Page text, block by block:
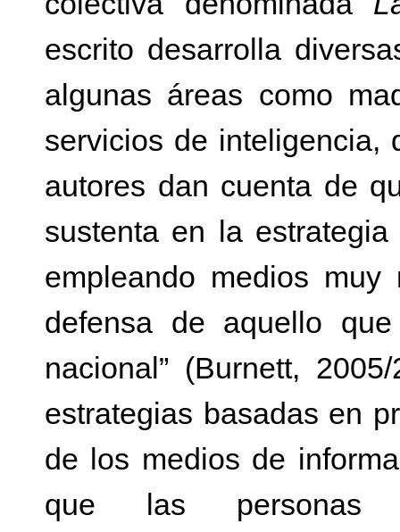
escrito desarrolla
algunas áreas como
servicios de inteligencia,
autores dan cuenta de
sustenta en la
empleando medios
defensa de aquello
nacional” (Burnett,
estrategias basadas en
de los medios de
que las personas